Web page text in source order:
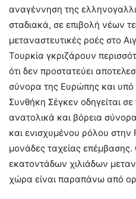
αναγέννηση της
σταδιακά, σε επιβολή νέων
μεταναστευτικές ροές στο
Τουρκία γκριζάρουν
ότι δεν προστατεύει
σύνορα της Ευρώπης και υπό
Συνθήκη Σέγκεν οδηγείται
ανατολικά και βόρεια
και ενισχυμένου ρόλου στην
μονάδες ταχείας
εκατοντάδων χιλιάδων
χώρα είναι παραπάνω από